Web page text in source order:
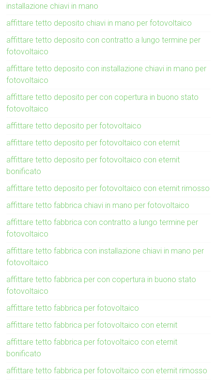
installazione chiavi in mano
affittare tetto deposito chiavi in mano per fotovoltaico
affittare tetto deposito con contratto a lungo termine per
fotovoltaico
affittare tetto deposito con installazione chiavi in mano per
fotovoltaico
affittare tetto deposito per con copertura in buono stato
fotovoltaico
affittare tetto deposito per fotovoltaico
affittare tetto deposito per fotovoltaico con eternit
affittare tetto deposito per fotovoltaico con eternit
bonificato
affittare tetto deposito per fotovoltaico con eternit rimosso
affittare tetto fabbrica chiavi in mano per fotovoltaico
affittare tetto fabbrica con contratto a lungo termine per
fotovoltaico
affittare tetto fabbrica con installazione chiavi in mano per
fotovoltaico
affittare tetto fabbrica per con copertura in buono stato
fotovoltaico
affittare tetto fabbrica per fotovoltaico
affittare tetto fabbrica per fotovoltaico con eternit
affittare tetto fabbrica per fotovoltaico con eternit
bonificato
affittare tetto fabbrica per fotovoltaico con eternit rimosso